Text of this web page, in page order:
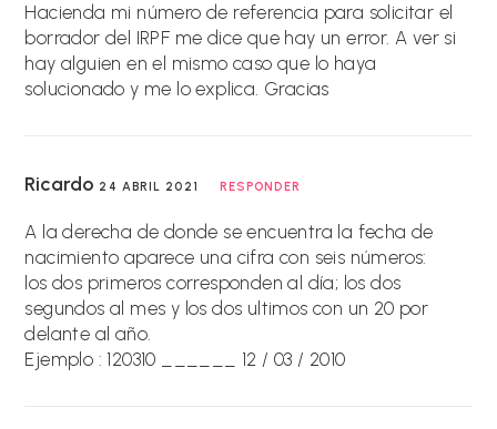
Hacienda mi número de referencia para solicitar el
borrador del IRPF me dice que hay un error. A ver si
hay alguien en el mismo caso que lo haya
solucionado y me lo explica. Gracias
Ricardo 24 ABRIL 2021 RESPONDER
A la derecha de donde se encuentra la fecha de
nacimiento aparece una cifra con seis números:
los dos primeros corresponden al día; los dos
segundos al mes y los dos ultimos con un 20 por
delante al año.
Ejemplo : 120310 ______ 12 / 03 / 2010